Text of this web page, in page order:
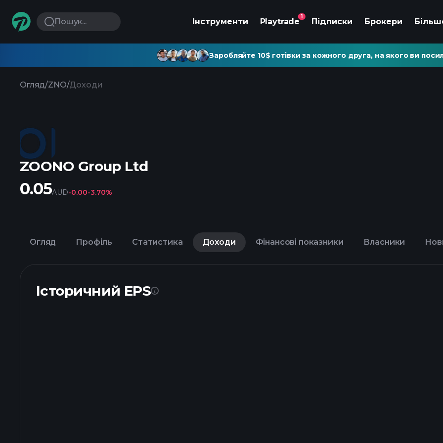
Пошук... Інструменти Playtrade
1
Підписки Брокери
Заробляйте 10$ готівки за кожного друга, на якого ви
Огляд/ZNO/Доходи
ZOONO Group Ltd
0.05AUD-0.00-3.70%
Огляд Профіль Статистика Доходи Фінансові показники Власники
Історичний EPS